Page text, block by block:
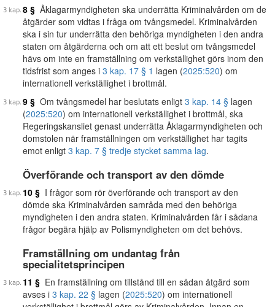
8 § Åklagarmyndigheten ska underrätta Kriminalvården om de
åtgärder som vidtas i fråga om tvångsmedel. Kriminalvården
ska i sin tur underrätta den behöriga myndigheten i den andra
staten om åtgärderna och om att ett beslut om tvångsmedel
hävs om inte en framställning om verkställighet görs inom den
tidsfrist som anges i 3 kap. 17 § 1 lagen (2025:520) om
internationell verkställighet i brottmål.
9 § Om tvångsmedel har beslutats enligt 3 kap. 14 § lagen
(2025:520) om internationell verkställighet i brottmål, ska
Regeringskansliet genast underrätta Åklagarmyndigheten och
domstolen när framställningen om verkställighet har tagits
emot enligt 3 kap. 7 § tredje stycket samma lag.
Överförande och transport av den dömde
10 § I frågor som rör överförande och transport av den
dömde ska Kriminalvården samråda med den behöriga
myndigheten i den andra staten. Kriminalvården får i sådana
frågor begära hjälp av Polismyndigheten om det behövs.
Framställning om undantag från
specialitetsprincipen
11 § En framställning om tillstånd till en sådan åtgärd som
avses i 3 kap. 22 § lagen (2025:520) om internationell